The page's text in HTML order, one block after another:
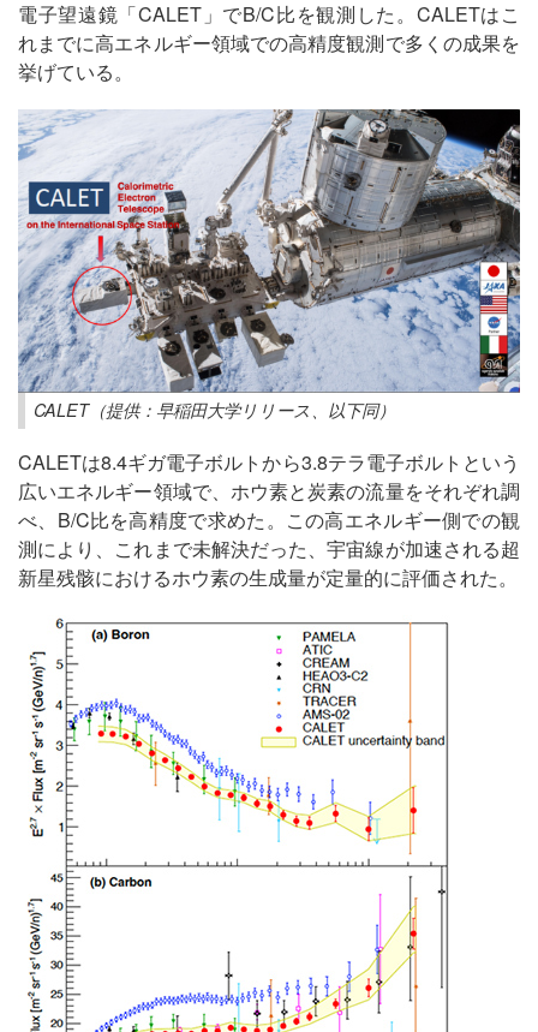
電子望遠鏡「CALET」でB/C比を観測した。CALETはこ
れまでに高エネルギー領域での高精度観測で多くの成果を
挙げている。
CALET（提供：早稲田大学リリース、以下同）
CALETは8.4ギガ電子ボルトから3.8テラ電子ボルトという
広いエネルギー領域で、ホウ素と炭素の流量をそれぞれ調
べ、B/C比を高精度で求めた。この高エネルギー側での観
測により、これまで未解決だった、宇宙線が加速される超
新星残骸におけるホウ素の生成量が定量的に評価された。